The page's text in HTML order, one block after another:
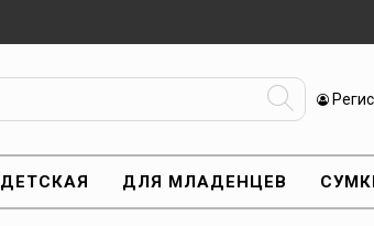
ДЕТСКАЯ ДЛЯ МЛАДЕНЦЕВ